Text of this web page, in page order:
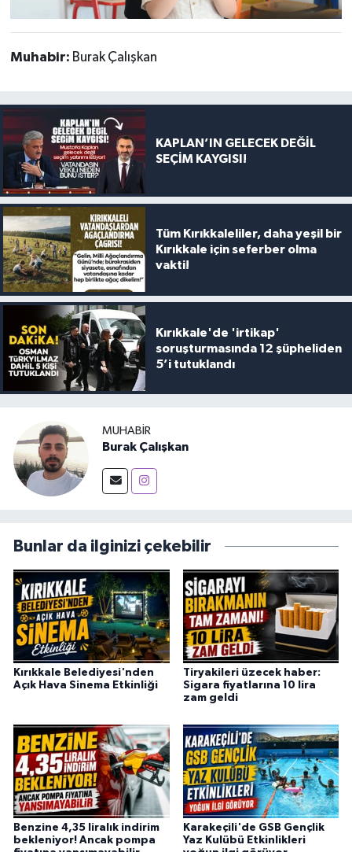
Muhabir: Burak Çalışkan
KAPLAN’IN GELECEK DEĞİL
SEÇİM KAYGISI!
Tüm Kırıkkaleliler, daha yeşil bir
Kırıkkale için seferber olma
vakti!
Kırıkkale'de 'irtikap'
soruşturmasında 12 şüpheliden
5’i tutuklandı
MUHABIR
Burak Çalışkan
Bunlar da ilginizi çekebilir
Kırıkkale Belediyesi'nden
Açık Hava Sinema Etkinliği
Tiryakileri üzecek haber:
Sigara fiyatlarına 10 lira
zam geldi
Benzine 4,35 liralık indirim
bekleniyor! Ancak pompa
Karakeçili'de GSB Gençlik
Yaz Kulübü Etkinlikleri